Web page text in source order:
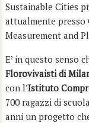
Sustainable Cities
attualmente presso
Measurement and
E’ in questo senso
Florovivaisti di
con l’Istituto
700 ragazzi di
anni un progetto